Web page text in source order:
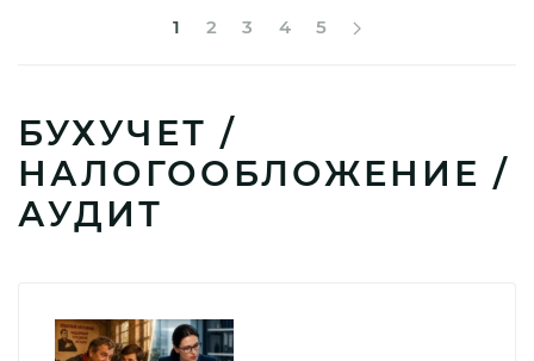
1 2 3 4 5
БУХУЧЕТ /
НАЛОГООБЛОЖЕНИЕ /
АУДИТ